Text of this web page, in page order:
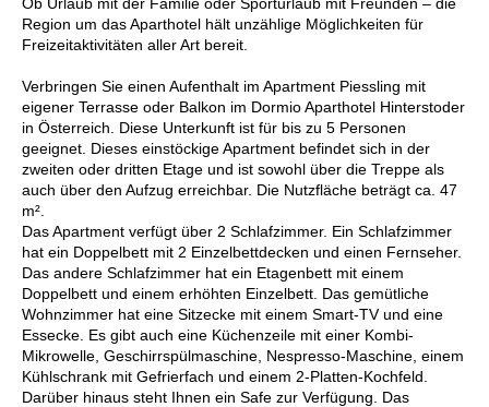
Region um das Aparthotel hält unzählige Möglichkeiten für
Freizeitaktivitäten aller Art bereit.
Verbringen Sie einen Aufenthalt im Apartment Piessling mit
eigener Terrasse oder Balkon im Dormio Aparthotel Hinterstoder
in Österreich. Diese Unterkunft ist für bis zu 5 Personen
geeignet. Dieses einstöckige Apartment befindet sich in der
zweiten oder dritten Etage und ist sowohl über die Treppe als
auch über den Aufzug erreichbar. Die Nutzfläche beträgt ca. 47
m².
Das Apartment verfügt über 2 Schlafzimmer. Ein Schlafzimmer
hat ein Doppelbett mit 2 Einzelbettdecken und einen Fernseher.
Das andere Schlafzimmer hat ein Etagenbett mit einem
Doppelbett und einem erhöhten Einzelbett. Das gemütliche
Wohnzimmer hat eine Sitzecke mit einem Smart-TV und eine
Essecke. Es gibt auch eine Küchenzeile mit einer Kombi-
Mikrowelle, Geschirrspülmaschine, Nespresso-Maschine, einem
Kühlschrank mit Gefrierfach und einem 2-Platten-Kochfeld.
Darüber hinaus steht Ihnen ein Safe zur Verfügung. Das